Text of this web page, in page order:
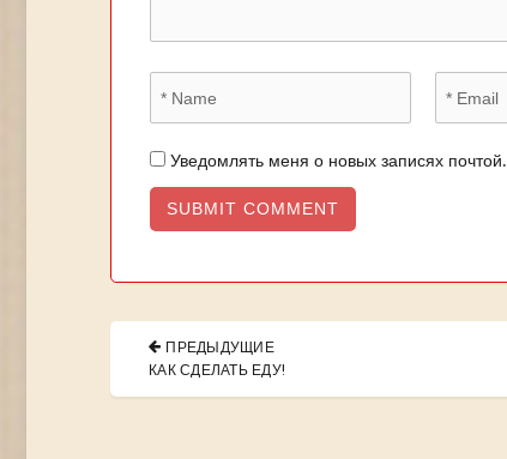
Уведомлять меня о новых записях почтой.
Навигация
записям
ПРЕДЫДУЩИЕ
PREVIOUS
КАК СДЕЛАТЬ ЕДУ!